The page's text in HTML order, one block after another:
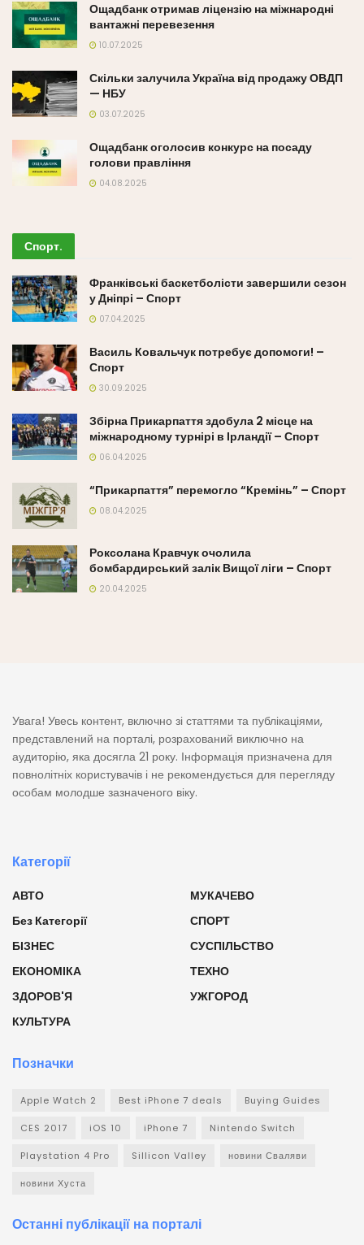
Ощадбанк отримав ліцензію на міжнародні
вантажні перевезення
10.07.2025
Скільки залучила Україна від продажу ОВДП
— НБУ
03.07.2025
Ощадбанк оголосив конкурс на посаду
голови правління
04.08.2025
Спорт.
Франківські баскетболісти завершили сезон
у Дніпрі – Спорт
07.04.2025
Василь Ковальчук потребує допомоги! –
Спорт
30.09.2025
Збірна Прикарпаття здобула 2 місце на
міжнародному турнірі в Ірландії – Спорт
06.04.2025
“Прикарпаття” перемогло “Кремінь” – Спорт
08.04.2025
Роксолана Кравчук очолила
бомбардирський залік Вищої ліги – Спорт
20.04.2025
Увага! Увесь контент, включно зі статтями та публікаціями,
представлений на порталі, розрахований виключно на
аудиторію, яка досягла 21 року. Інформація призначена для
повнолітніх користувачів і не рекомендується для перегляду
особам молодше зазначеного віку.
Категорії
АВТО
Без Категорії
БІЗНЕС
ЕКОНОМІКА
ЗДОРОВ'Я
КУЛЬТУРА
МУКАЧЕВО
СПОРТ
СУСПІЛЬСТВО
ТЕХНО
УЖГОРОД
Позначки
Apple Watch 2 Best iPhone 7 deals Buying Guides
CES 2017 iOS 10 iPhone 7 Nintendo Switch
Playstation 4 Pro Sillicon Valley новини Сваляви
новини Хуста
Останні публікації на порталі